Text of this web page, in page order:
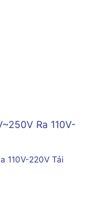
110V-220V Tải